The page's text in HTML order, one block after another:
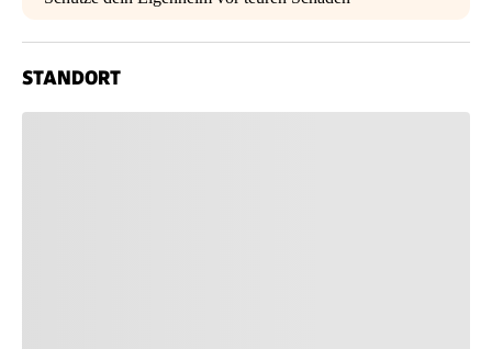
STANDORT